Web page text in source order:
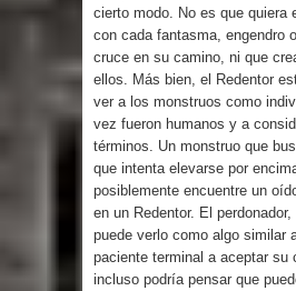
cierto modo. No es que quiera
con cada fantasma, engendro
cruce en su camino, ni que
ellos. Más bien, el Redentor
ver a los monstruos como
vez fueron humanos y a
términos. Un monstruo que
que intenta elevarse por
posiblemente encuentre un
en un Redentor. El perdonador,
puede verlo como algo similar
paciente terminal a aceptar su
incluso podría pensar que